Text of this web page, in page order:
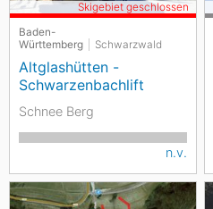
Baden-
Württemberg
Schwarzwald
Altglashütten -
Schwarzenbachlift
Skigebiet geschlossen
Schnee Berg
n.v.